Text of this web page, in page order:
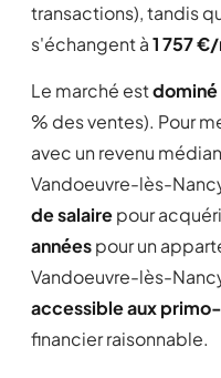
transactions), tandis
s'échangent à1 757
Le marché est
% des ventes). Pour
avec un revenu
Vandoeuvre-lès-
de salairepour
annéespour un
Vandoeuvre-lès-
accessible aux
financier raisonnable.